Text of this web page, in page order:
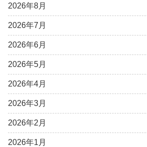
2026年8月
2026年7月
2026年6月
2026年5月
2026年4月
2026年3月
2026年2月
2026年1月